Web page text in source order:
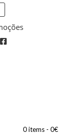
0 items - 0€